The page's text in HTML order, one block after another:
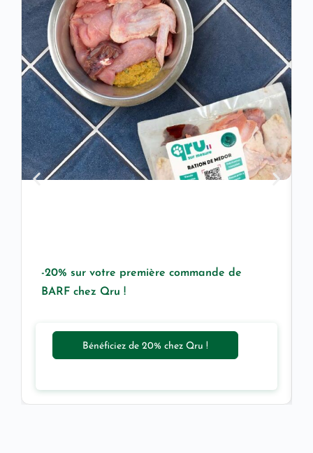
-20% sur votre première commande de
BARF chez Qru !
Bénéficiez de 20% chez Qru !